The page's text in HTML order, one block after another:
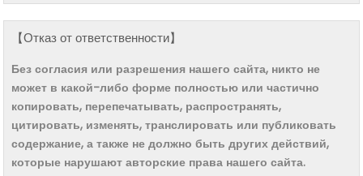
【Отказ от ответственности】
Без согласия или разрешения нашего сайта, никто не
может в какой-либо форме полностью или частично
копировать, перепечатывать, распространять,
цитировать, изменять, транслировать или публиковать
содержание, а также не должно быть других действий,
которые нарушают авторские права нашего сайта.